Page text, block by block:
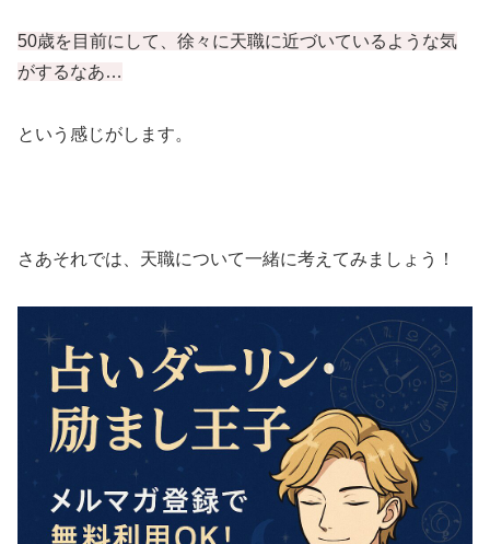
50歳を目前にして、徐々に天職に近づいているような気
がするなあ…
という感じがします。
さあそれでは、天職について一緒に考えてみましょう！